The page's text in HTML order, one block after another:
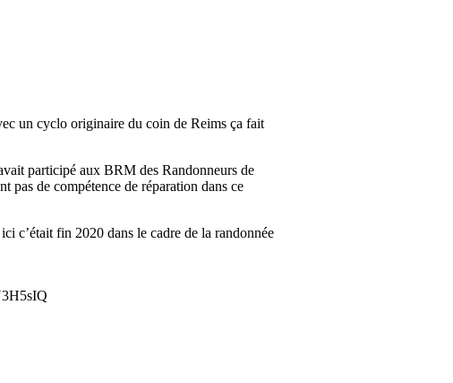
un cyclo originaire du coin de Reims ça fait
participé aux BRM des Randonneurs de
pas de compétence de réparation dans ce
c’était fin 2020 dans le cadre de la randonnée